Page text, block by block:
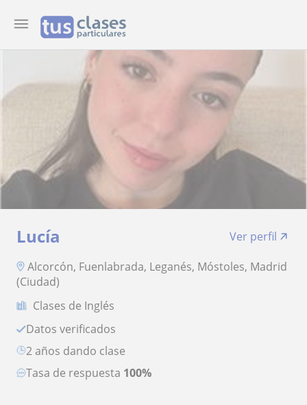
Lucía
Ver perfil
Alcorcón, Fuenlabrada, Leganés, Móstoles, Madrid
(Ciudad)
Clases de Inglés
Datos verificados
2 años dando clase
Tasa de respuesta 100%